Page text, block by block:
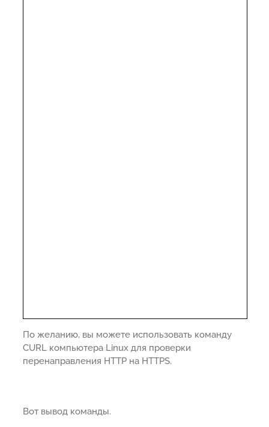
По желанию, вы можете использовать команду
CURL компьютера Linux для проверки
перенаправления HTTP на HTTPS.
Вот вывод команды.